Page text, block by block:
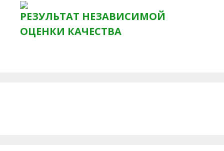
РЕЗУЛЬТАТ НЕЗАВИСИМОЙ
ОЦЕНКИ КАЧЕСТВА